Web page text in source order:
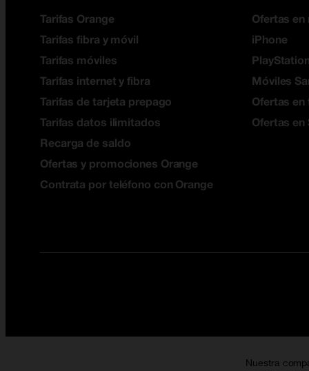
Tarifas Orange
Tarifas fibra y móvil
Tarifas móviles
Tarifas internet y fibra
Tarifas de tarjeta prepago
Tarifas datos ilimitados
Recarga de saldo
Ofertas y promociones Orange
Contrata por teléfono con Orange
Ofertas
iPhone
Móviles
Ofertas
Ofertas en
Nuestra